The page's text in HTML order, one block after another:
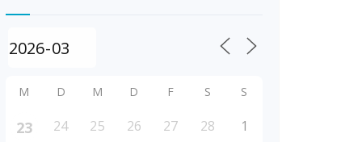
M D M D F S S
23 24 25 26 27 28 1